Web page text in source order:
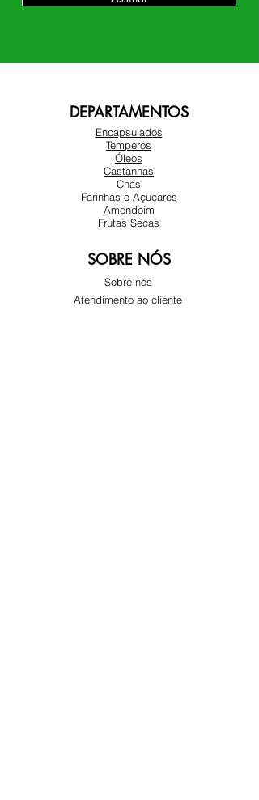
DEPARTAMENTOS
Encapsulados
Temperos
Óleos
Castanhas
Chás
Farinhas e Açucares
Amendoim
Frutas Secas
SOBRE NÓS
Sobre nós
Atendimento ao cliente